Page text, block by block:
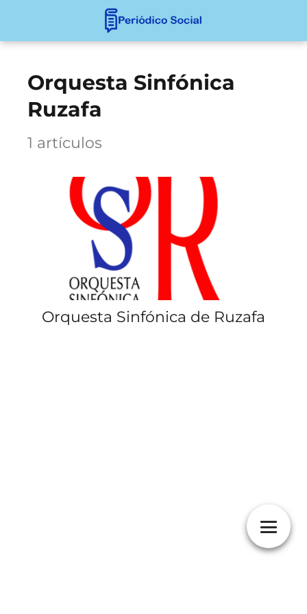
Orquesta Sinfónica
Ruzafa
1 artículos
Orquesta Sinfónica de Ruzafa